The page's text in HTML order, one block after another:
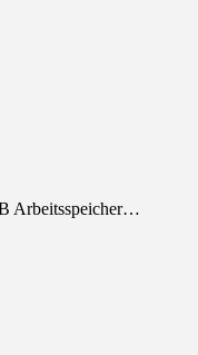
Arbeitsspeicher…